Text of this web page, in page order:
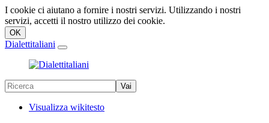
I cookie ci aiutano a fornire i nostri servizi. Utilizzando i nostri
servizi, accetti il nostro utilizzo dei cookie.
Dialettitaliani
Visualizza wikitesto